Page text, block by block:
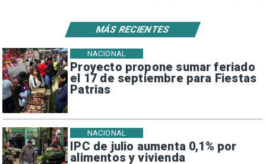
Proyecto propone sumar feriado
el 17 de septiembre para Fiestas
Patrias
NACIONAL
IPC de julio aumenta 0,1% por
alimentos y vivienda
NACIONAL
MÁS RECIENTES